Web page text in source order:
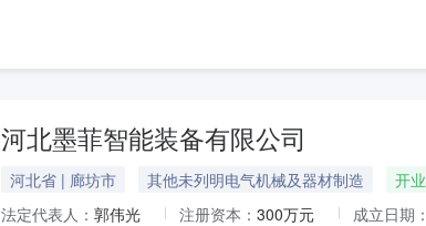
河北墨菲智能装备有限公司
河北省 | 廊坊市 其他未列明电气机械及器材制造
开业
法定代表人： 郭伟光 注册资本： 300万元 成立日期：